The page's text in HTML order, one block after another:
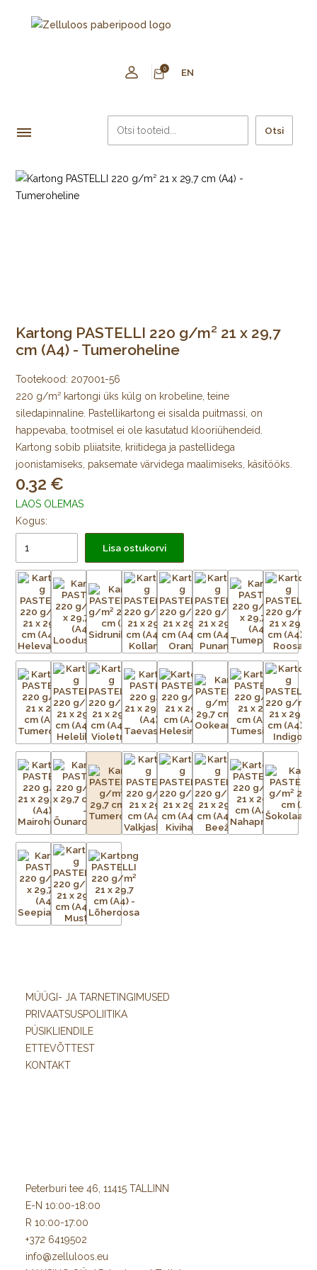
0 EN
Otsi
Kartong PASTELLI 220 g/m² 21 x 29,7
cm (A4) - Tumeroheline
Tootekood: 207001-56
220 g/m² kartongi üks külg on krobeline, teine
siledapinnaline. Pastellikartong ei sisalda puitmassi, on
happevaba, tootmisel ei ole kasutatud klooriühendeid.
Kartong sobib pliiatsite, kriitidega ja pastellidega
joonistamiseks, paksemate värvidega maalimiseks, käsitööks.
0.32
LAOS OLEMAS
Kogus:
Lisa ostukorvi
MÜÜGI- JA TARNETINGIMUSED
PRIVAATSUSPOLIITIKA
PÜSIKLIENDILE
ETTEVÕTTEST
KONTAKT
Peterburi tee 46, 11415 TALLINN
E-N 10:00-18:00
R 10:00-17:00
+372 6419502
info@zelluloos.eu